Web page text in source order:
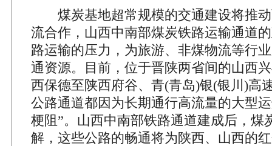
煤炭基地超常规模的交通建设将推动
流合作，山西中南部煤炭铁路运输通道
路运输的压力，为旅游、非煤物流等行
通资源。目前，位于晋陕两省间的山西
西保德至陕西府谷、青(青岛)银(银川)高
公路通道都因为长期通行高流量的大型
梗阻”。山西中南部铁路通道建成后，煤
解，这些公路的畅通将为陕西、山西的